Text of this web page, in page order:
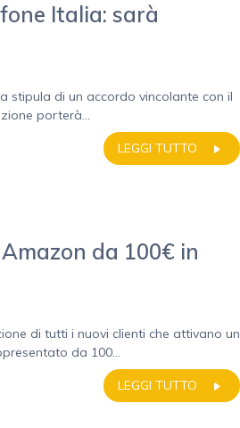
Italia: sarà
stipula di un accordo vincolante con il
porterà...
LEGGI TUTTO
da 100€ in
di tutti i nuovi clienti che attivano un
da 100...
LEGGI TUTTO